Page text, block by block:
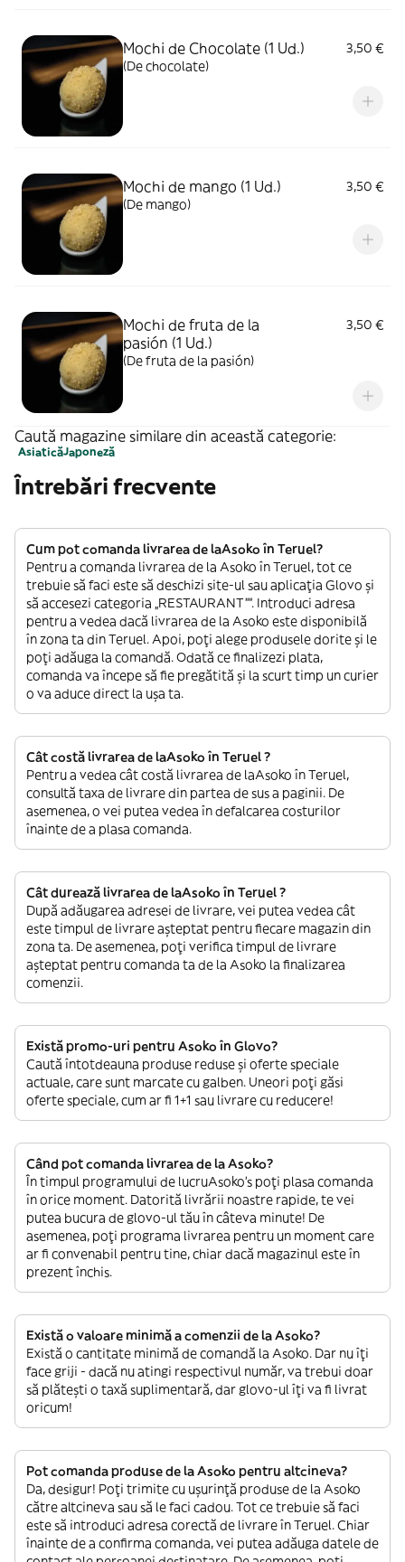
Mochi de Chocolate (1 Ud.)
3,50 €
(De chocolate)
Mochi de mango (1 Ud.)
3,50 €
(De mango)
Mochi de fruta de la
pasión (1 Ud.)
3,50 €
(De fruta de la pasión)
Caută magazine similare din această categorie:
AsiaticăJaponeză
Întrebări frecvente
Cum pot comanda livrarea de laAsoko în Teruel?
Pentru a comanda livrarea de la Asoko în Teruel, tot ce
trebuie să faci este să deschizi site-ul sau aplicația Glovo și
să accesezi categoria „RESTAURANT””. Introduci adresa
pentru a vedea dacă livrarea de la Asoko este disponibilă
în zona ta din Teruel. Apoi, poți alege produsele dorite și le
poți adăuga la comandă. Odată ce finalizezi plata,
comanda va începe să fie pregătită și la scurt timp un curier
o va aduce direct la ușa ta.
Cât costă livrarea de laAsoko în Teruel ?
Pentru a vedea cât costă livrarea de laAsoko în Teruel,
consultă taxa de livrare din partea de sus a paginii. De
asemenea, o vei putea vedea în defalcarea costurilor
înainte de a plasa comanda.
Cât durează livrarea de laAsoko în Teruel ?
După adăugarea adresei de livrare, vei putea vedea cât
este timpul de livrare așteptat pentru fiecare magazin din
zona ta. De asemenea, poți verifica timpul de livrare
așteptat pentru comanda ta de la Asoko la finalizarea
comenzii.
Există promo-uri pentru Asoko în Glovo?
Caută întotdeauna produse reduse și oferte speciale
actuale, care sunt marcate cu galben. Uneori poți găsi
oferte speciale, cum ar fi 1+1 sau livrare cu reducere!
Când pot comanda livrarea de la Asoko?
În timpul programului de lucruAsoko’s poți plasa comanda
în orice moment. Datorită livrării noastre rapide, te vei
putea bucura de glovo-ul tău în câteva minute! De
asemenea, poți programa livrarea pentru un moment care
ar fi convenabil pentru tine, chiar dacă magazinul este în
prezent închis.
Există o valoare minimă a comenzii de la Asoko?
Există o cantitate minimă de comandă la Asoko. Dar nu îți
face griji - dacă nu atingi respectivul număr, va trebui doar
să plătești o taxă suplimentară, dar glovo-ul îți va fi livrat
oricum!
Pot comanda produse de la Asoko pentru altcineva?
Da, desigur! Poți trimite cu ușurință produse de la Asoko
către altcineva sau să le faci cadou. Tot ce trebuie să faci
este să introduci adresa corectă de livrare în Teruel. Chiar
înainte de a confirma comanda, vei putea adăuga datele de